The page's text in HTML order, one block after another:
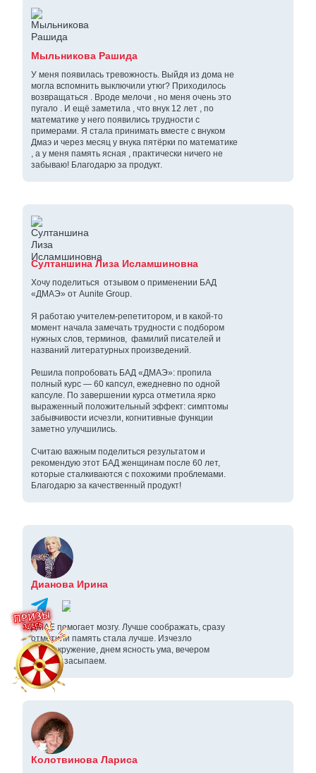
Мыльникова Рашида
У меня появилась тревожность. Выйдя из дома не
могла вспомнить выключили утюг? Приходилось
возвращаться . Вроде мелочи , но меня очень это
пугало . И ещё заметила , что внук 12 лет , по
математике у него появились трудности с
примерами. Я стала принимать вместе с внуком
Дмаэ и через месяц у внука пятёрки по математике
, а у меня память ясная , практически ничего не
забываю! Благодарю за продукт.
Султаншина Лиза Исламшиновна
Хочу поделиться отзывом о применении БАД
«ДМАЭ» от Aunite Group.
Я работаю учителем‑репетитором, и в какой‑то
момент начала замечать трудности с подбором
нужных слов, терминов, фамилий писателей и
названий литературных произведений.
Решила попробовать БАД «ДМАЭ»: пропила
полный курс — 60 капсул, ежедневно по одной
капсуле. По завершении курса отметила ярко
выраженный положительный эффект: симптомы
забывчивости исчезли, когнитивные функции
заметно улучшились.
Считаю важным поделиться результатом и
рекомендую этот БАД женщинам после 60 лет,
которые сталкиваются с похожими проблемами.
Благодарю за качественный продукт!
Дианова Ирина
ДМАЕ помогает мозгу. Лучше соображать, сразу
отметили память стала лучше. Изчезло
головокружение, днем ясность ума, вечером
хорошо засыпаем.
Колотвинова Лариса